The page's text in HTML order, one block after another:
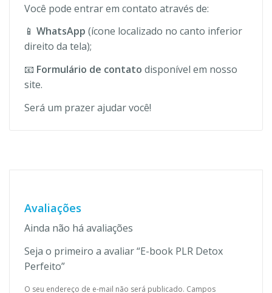
Você pode entrar em contato através de:
📱 WhatsApp (ícone localizado no canto inferior
direito da tela);
📧 Formulário de contato disponível em nosso
site.
Será um prazer ajudar você!
Avaliações
Ainda não há avaliações
Seja o primeiro a avaliar “E-book PLR Detox
Perfeito”
O seu endereço de e-mail não será publicado. Campos